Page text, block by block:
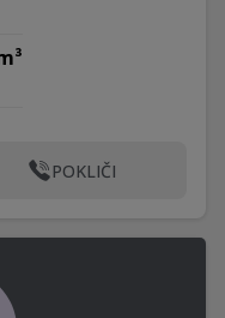
POKLIČI